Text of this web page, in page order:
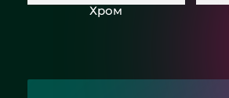
Хром